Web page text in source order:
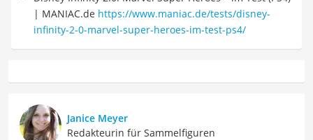
| MANIAC.de https://www.maniac.de/tests/disney-
infinity-2-0-marvel-super-heroes-im-test-ps4/
Janice Meyer
Redakteurin für Sammelfiguren